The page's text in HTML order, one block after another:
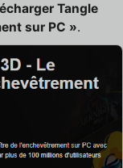
Tangle
sur PC ».